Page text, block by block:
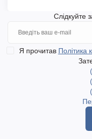
Слідкуйте
Я прочитав Політика